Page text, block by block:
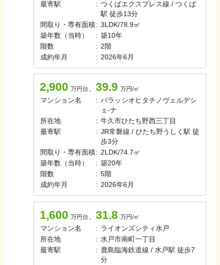
最寄駅
: つくばエクスプレス線 / つくば
駅 徒歩13分
間取り・専有面積: 3LDK/78.9㎡
築年数（当時）
: 築10年
階数
: 2 階
成約年月
: 2026年6月
2,900 万円台 39.9 万円/㎡
マンション名 : パラッシオヒタチノヴェルデシ
ェ-ナ
所在地
: 牛久市ひたち野西三丁目
最寄駅
: JR常磐線 / ひたち野うしく駅 徒
歩3分
間取り・専有面積: 2LDK/74.7㎡
築年数（当時）
: 築20年
階数
: 5階
成約年月
: 2026年6月
1,600 万円台 31.8 万円/㎡
マンション名 : ライオンズシティ水戸
所在地
: 水戸市南町一丁目
最寄駅
: 鹿島臨海鉄道線 / 水戸駅 徒歩7
分